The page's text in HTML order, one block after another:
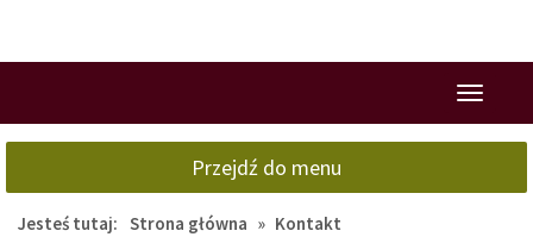
Przełącz
Przejdź do menu
Jesteś tutaj: Strona główna » Kontakt